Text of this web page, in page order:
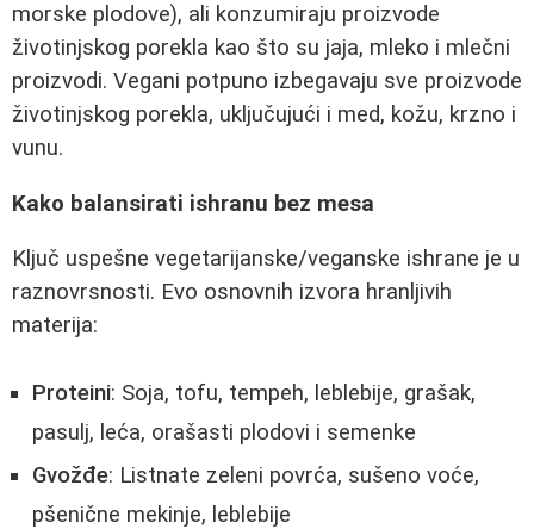
morske plodove), ali konzumiraju proizvode
životinjskog porekla kao što su jaja, mleko i mlečni
proizvodi. Vegani potpuno izbegavaju sve proizvode
životinjskog porekla, uključujući i med, kožu, krzno i
vunu.
Kako balansirati ishranu bez mesa
Ključ uspešne vegetarijanske/veganske ishrane je u
raznovrsnosti. Evo osnovnih izvora hranljivih
materija:
Proteini: Soja, tofu, tempeh, leblebije, grašak,
pasulj, leća, orašasti plodovi i semenke
Gvožđe: Listnate zeleni povrća, sušeno voće,
pšenične mekinje, leblebije